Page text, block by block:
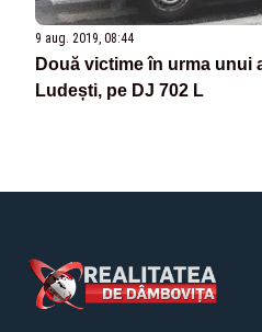
9 aug. 2019, 08:44
Două victime în urma unui
Ludești, pe DJ 702 L